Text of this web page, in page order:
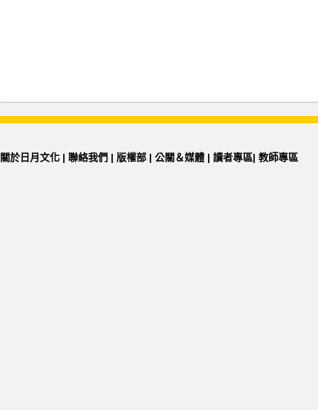
關於日月文化 | 聯絡我們 | 版權部 | 公關＆媒體 | 讀者專區| 教師專區